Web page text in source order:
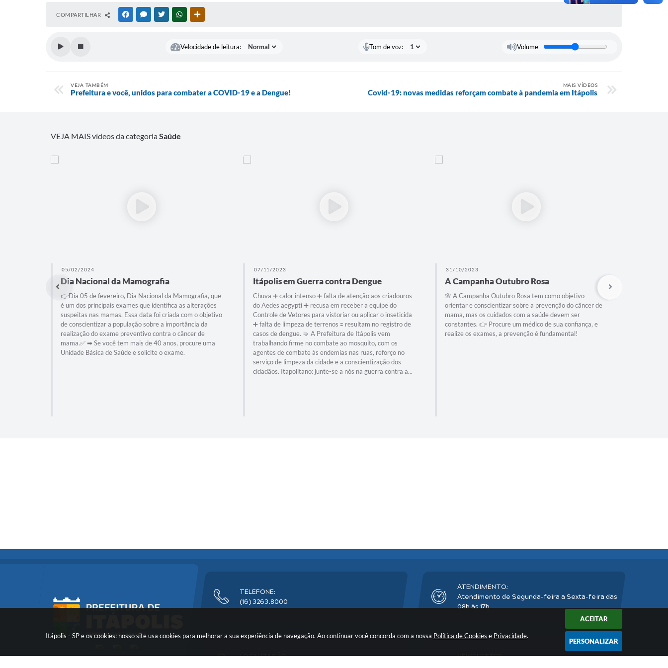
Itápolis - SP e os cookies: nosso site usa cookies para melhorar a sua experiência de navegação. Ao continuar você concorda com a nossa Política de Cookies e Privacidade.
ACEITAR
PERSONALIZAR
COMPARTILHAR FACEBOOKMESSENGER
TWITTERWHATSAPP
Velocidade de leitura: Tom de voz: Volume
VEJA TAMBÉM
Prefeitura e você, unidos para combater a COVID-19 e a Dengue!
MAIS VÍDEOS
Covid-19: novas medidas reforçam combate à pandemia em Itápolis
VEJA MAIS vídeos da categoriaSaúde
05/02/2024
Dia Nacional da Mamografia
👉Dia 05 de fevereiro, Dia Nacional da Mamografia, que
é um dos principais exames que identifica as alterações
suspeitas nas mamas. Essa data foi criada com o objetivo
de conscientizar a população sobre a importância da
realização do exame preventivo contra o câncer de
mama.✅ ➡ Se você tem mais de 40 anos, procure uma
Unidade Básica de Saúde e solicite o exame.
07/11/2023
Itápolis em Guerra contra Dengue
Chuva ➕ calor intenso ➕ falta de atenção aos criadouros
do Aedes aegypti ➕ recusa em receber a equipe do
Controle de Vetores para vistoriar ou aplicar o inseticida
➕ falta de limpeza de terrenos 🟰 resultam no registro de
casos de dengue. 🤜 A Prefeitura de Itápolis vem
trabalhando firme no combate ao mosquito, com os
agentes de combate às endemias nas ruas, reforço no
serviço de limpeza da cidade e a conscientização dos
cidadãos. Itapolitano: junte-se a nós na guerra contra a...
31/10/2023
A Campanha Outubro Rosa
🌸 A Campanha Outubro Rosa tem como objetivo
orientar e conscientizar sobre a prevenção do câncer de
mama, mas os cuidados com a saúde devem ser
constantes. 👉 Procure um médico de sua confiança, e
realize os exames, a prevenção é fundamental!
TELEFONE:
(16) 3263.8000
ATENDIMENTO:
Atendimento de Segunda-feira a Sexta-feira das
08h às 17h
LOCALIZAÇÃO:
NEWSLETTER: